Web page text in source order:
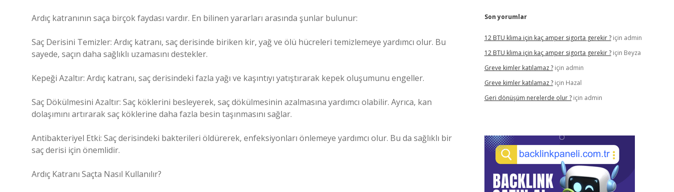
Ardıç katranının saça birçok faydası vardır. En bilinen yararları arasında şunlar bulunur:
Saç Derisini Temizler: Ardıç katranı, saç derisinde biriken kir, yağ ve ölü hücreleri temizlemeye yardımcı olur. Bu
sayede, saçın daha sağlıklı uzamasını destekler.
Kepeği Azaltır: Ardıç katranı, saç derisindeki fazla yağı ve kaşıntıyı yatıştırarak kepek oluşumunu engeller.
Saç Dökülmesini Azaltır: Saç köklerini besleyerek, saç dökülmesinin azalmasına yardımcı olabilir. Ayrıca, kan
dolaşımını artırarak saç köklerine daha fazla besin taşınmasını sağlar.
Antibakteriyel Etki: Saç derisindeki bakterileri öldürerek, enfeksiyonları önlemeye yardımcı olur. Bu da sağlıklı bir
saç derisi için önemlidir.
Ardıç Katranı Saçta Nasıl Kullanılır?
Son yorumlar
12 BTU klima için kaç amper sigorta gerekir ?için admin
12 BTU klima için kaç amper sigorta gerekir ?için Beyza
Greve kimler katılamaz ?için admin
Greve kimler katılamaz ?için Hazal
Geri dönüşüm nerelerde olur ?için admin